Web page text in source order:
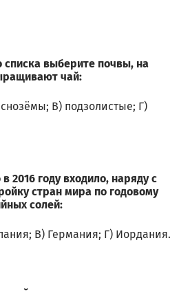
списка выберите почвы, на
чай:
В) подзолистые; Г)
2016 году входило, наряду с
стран мира по годовому
солей:
В) Германия; Г) Иордания.